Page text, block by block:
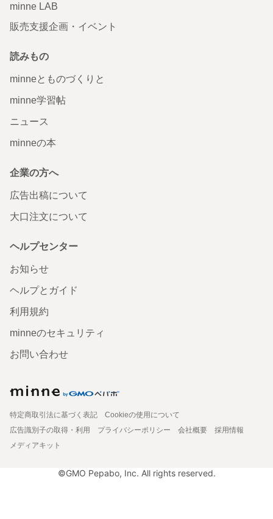
minne LAB
販売支援企画・イベント
読みもの
minneとものづくりと
minne学習帖
ニュース
minneの本
企業の方へ
広告出稿について
大口注文について
ヘルプセンター
お知らせ
ヘルプとガイド
利用規約
minneのセキュリティ
お問い合わせ
特定商取引法に基づく表記
Cookieの使用について
広告識別子の取得・利用
プライバシーポリシー 会社概要
採用情報
メディアキット
©GMO Pepabo, Inc. All rights reserved.